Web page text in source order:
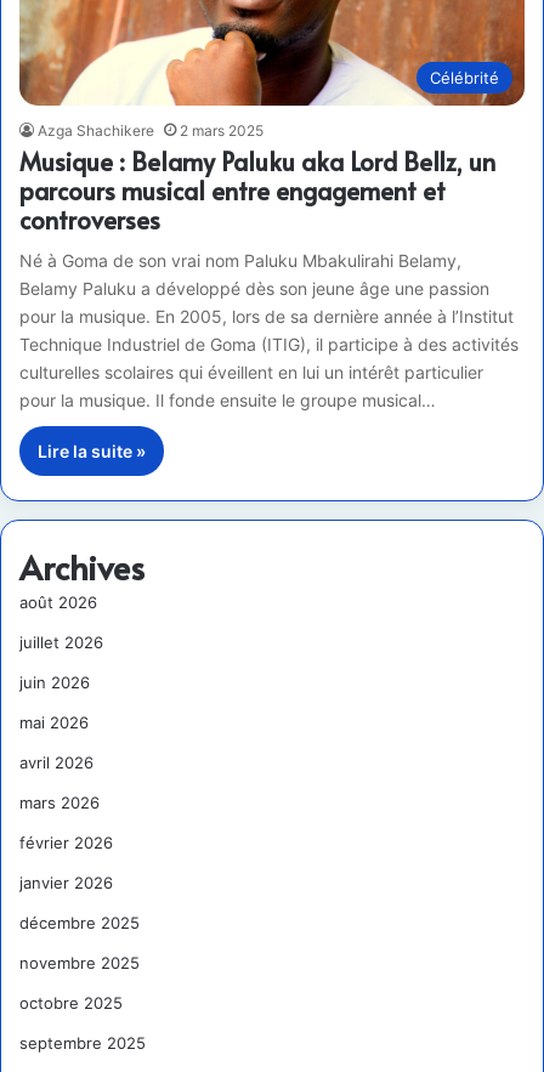
Célébrité
Azga Shachikere 2 mars 2025
Musique : Belamy Paluku aka Lord Bellz, un
parcours musical entre engagement et
controverses
Né à Goma de son vrai nom Paluku Mbakulirahi Belamy,
Belamy Paluku a développé dès son jeune âge une passion
pour la musique. En 2005, lors de sa dernière année à l’Institut
Technique Industriel de Goma (ITIG), il participe à des activités
culturelles scolaires qui éveillent en lui un intérêt particulier
pour la musique. Il fonde ensuite le groupe musical…
Lire la suite »
Archives
août 2026
juillet 2026
juin 2026
mai 2026
avril 2026
mars 2026
février 2026
janvier 2026
décembre 2025
novembre 2025
octobre 2025
septembre 2025